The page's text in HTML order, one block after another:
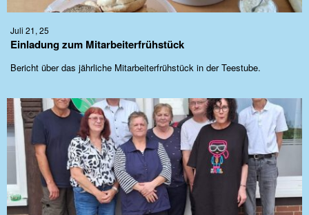
Juli 21, 25
Einladung zum Mitarbeiterfrühstück
Bericht über das jährliche Mitarbeiterfrühstück in der Teestube.